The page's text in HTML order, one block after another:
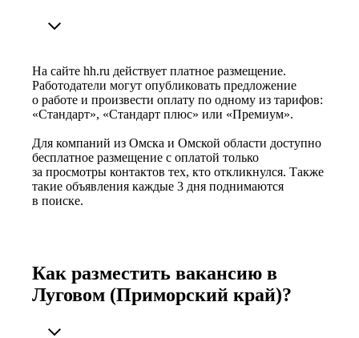
На сайте hh.ru действует платное размещение.
Работодатели могут опубликовать предложение
о работе и произвести оплату по одному из тарифов:
«Стандарт», «Стандарт плюс» или «Премиум».
Для компаний из Омска и Омской области доступно
бесплатное размещение с оплатой только
за просмотры контактов тех, кто откликнулся. Также
такие объявления каждые 3 дня поднимаются
в поиске.
Как разместить вакансию в
Луговом (Приморский край)?